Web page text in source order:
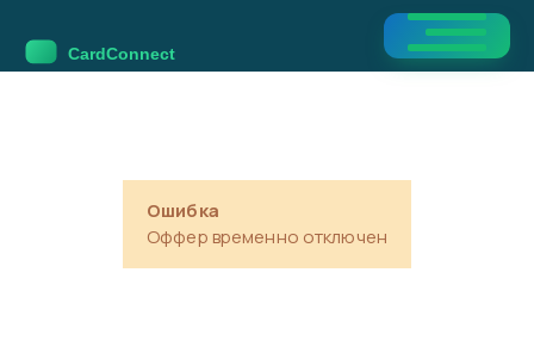
Ошибка
Оффер временно отключен